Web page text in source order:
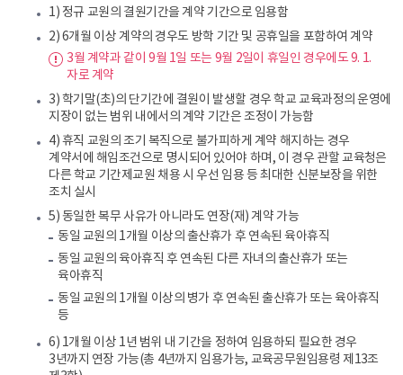
1) 정규 교원의 결원기간을 계약 기간으로 임용함
2) 6개월 이상 계약의 경우도 방학 기간 및 공휴일을 포함하여 계약
3월 계약과 같이 9월 1일 또는 9월 2일이 휴일인 경우에도 9. 1.
자로 계약
3) 학기말(초)의 단기간에 결원이 발생할 경우 학교 교육과정의 운영에
지장이 없는 범위 내에서의 계약 기간은 조정이 가능함
4) 휴직 교원의 조기 복직으로 불가피하게 계약 해지하는 경우
계약서에 해임조건으로 명시되어 있어야 하며, 이 경우 관할 교육청은
다른 학교 기간제교원 채용 시 우선 임용 등 최대한 신분보장을 위한
조치 실시
5) 동일한 복무 사유가 아니라도 연장(재) 계약 가능
동일 교원의 1개월 이상의 출산휴가 후 연속된 육아휴직
동일 교원의 육아휴직 후 연속된 다른 자녀의 출산휴가 또는
육아휴직
동일 교원의 1개월 이상의 병가 후 연속된 출산휴가 또는 육아휴직
등
6) 1개월 이상 1년 범위 내 기간을 정하여 임용하되 필요한 경우
3년까지 연장 가능(총 4년까지 임용가능, 교육공무원임용령 제13조